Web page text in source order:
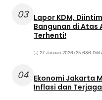
03 Lapor KDM,
Bangunan di Atas
Terhenti!
27 Januari 2026•25.686
04 Ekonomi Jakarta
Inflasi dan